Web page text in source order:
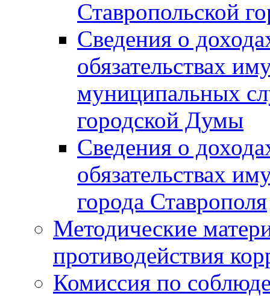
Ставропольской
Сведения о
обязательствах
муниципальных
городской Думы
Сведения о
обязательствах
города Ставрополя
Методические
противодействия
Комиссия по